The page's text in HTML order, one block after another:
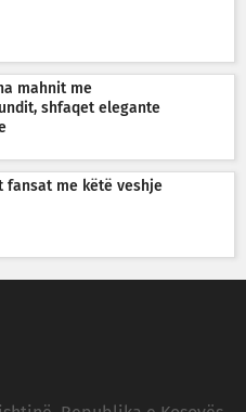
mahnit me
shfaqet elegante
fansat me këtë veshje